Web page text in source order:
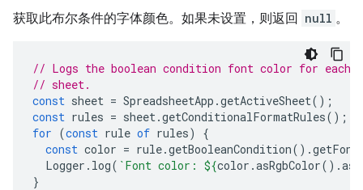
获取此布尔条件的字体颜色。如果未设置，则返回 null 。
// Logs the boolean condition font color for each
// sheet.
const sheet = SpreadsheetApp .getActiveSheet();
const rules = sheet.getConditionalFormatRules();
for (const rule of rules)
{
const color = rule.getBooleanCondition().
Logger . log( `Font color: ${color .asRgbColor().
}